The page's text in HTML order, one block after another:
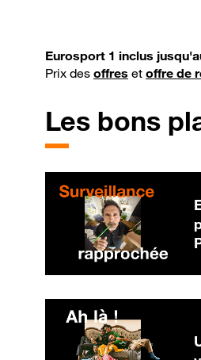
Eurosport 1 inclus
Prix des offres et offre de
Les bons